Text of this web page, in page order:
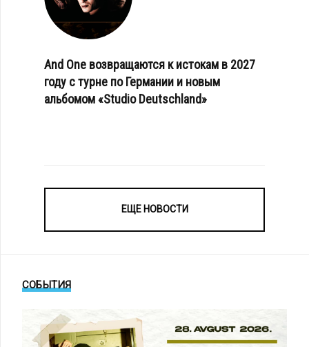
And One возвращаются к истокам в 2027
году с турне по Германии и новым
альбомом «Studio Deutschland»
ЕЩЕ НОВОСТИ
СОБЫТИЯ